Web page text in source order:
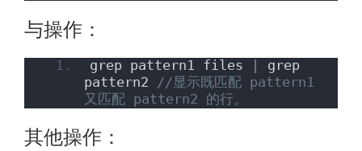
与操作：
grep pattern1 files
grep
pattern2 //显示既匹配 pattern1
又匹配 pattern2 的行。
其他操作：